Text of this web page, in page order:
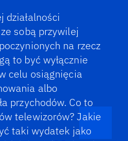
działalności
sobą przywilej
na rzecz
to być wyłącznie
celu osiągnięcia
albo
przychodów. Co to
telewizorów? Jakie
taki wydatek jako